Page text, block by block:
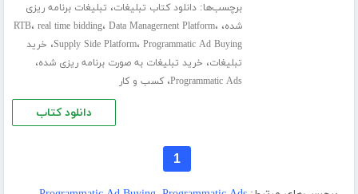
برچسب‌ها:دانلود کتاب تبلیغات، تبلیغات برنامه ریزی
شده، RTB، real time bidding، Data Managernent Platform،
Supply Side Platform، Programmatic Ad Buying ، خرید
تبلیغات، خرید تبلیغات به صورت برنامه ریزی شده،
Programmatic Ads،کسب و کار
دانلود کتاب
1